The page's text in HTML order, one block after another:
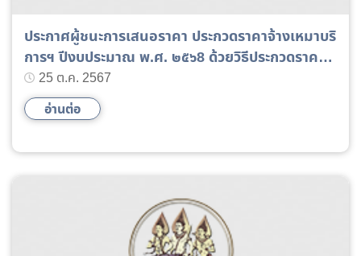
ประกาศผู้ชนะการเสนอราคา ประกวดราคาจ้างเหมาบริ
การฯ ปีงบประมาณ พ.ศ. ๒๕๖8 ด้วยวิธีประกวดราคา
อิเล็กทรอนิกส์ (e-bidding)
25 ต.ค. 2567
อ่านต่อ